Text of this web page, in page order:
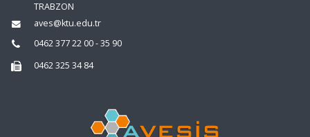
TRABZON
aves@ktu.edu.tr
0462 377 22 00 - 35 90
0462 325 34 84